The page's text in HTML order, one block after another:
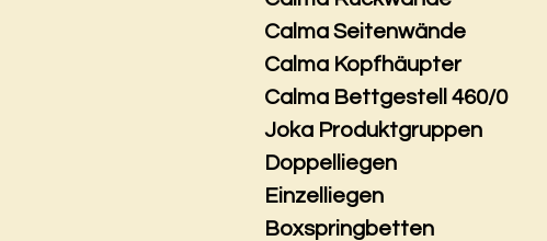
Calma Seitenwände
Calma Kopfhäupter
Calma Bettgestell 460/0
Joka Produktgruppen
Doppelliegen
Einzelliegen
Boxspringbetten